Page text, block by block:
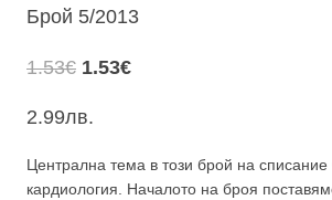
Брой 5/2013
1.53€ Original
was:
1.53€.
1.53€Текущата
1.53€.
2.99лв.
Централна тема в този брой на списание
кардиология. Началото на броя